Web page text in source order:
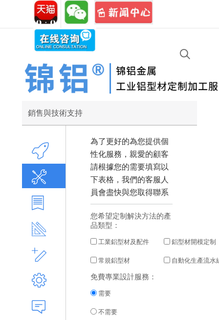
免費熱
67723455
銷售與技術支持
型材切割說明
配套連接件使用說明
為了更好的為您提供個
性化服務，親愛的顧客
請根據您的需要填寫以
下表格，我們的客服人
員會盡快與您取得聯系
您希望定制解決方法的產
品類型：
工業鋁型材及配件 鋁型材開模定制
常規鋁型材 自動化生產流水
免費專業設計服務：
需要
不需要